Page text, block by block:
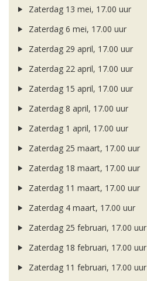
Zaterdag 13 mei, 17.00 uur
Zaterdag 6 mei, 17.00 uur
Zaterdag 29 april, 17.00 uur
Zaterdag 22 april, 17.00 uur
Zaterdag 15 april, 17.00 uur
Zaterdag 8 april, 17.00 uur
Zaterdag 1 april, 17.00 uur
Zaterdag 25 maart, 17.00 uur
Zaterdag 18 maart, 17.00 uur
Zaterdag 11 maart, 17.00 uur
Zaterdag 4 maart, 17.00 uur
Zaterdag 25 februari, 17.00 uur
Zaterdag 18 februari, 17.00 uur
Zaterdag 11 februari, 17.00 uur